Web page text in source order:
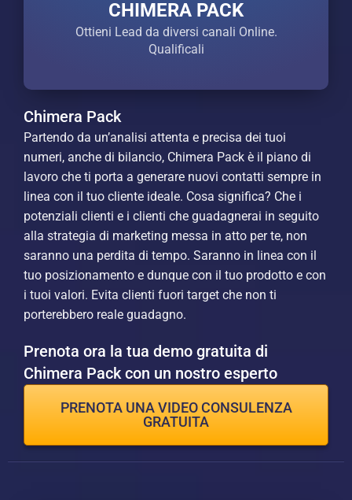
CHIMERA PACK
Ottieni Lead da diversi canali Online.
Qualificali
Chimera Pack
Partendo da un’analisi attenta e precisa dei tuoi
numeri, anche di bilancio, Chimera Pack è il piano di
lavoro che ti porta a generare nuovi contatti sempre in
linea con il tuo cliente ideale. Cosa significa? Che i
potenziali clienti e i clienti che guadagnerai in seguito
alla strategia di marketing messa in atto per te, non
saranno una perdita di tempo. Saranno in linea con il
tuo posizionamento e dunque con il tuo prodotto e con
i tuoi valori. Evita clienti fuori target che non ti
porterebbero reale guadagno.
Prenota ora la tua demo gratuita di
Chimera Pack con un nostro esperto
PRENOTA UNA VIDEO CONSULENZA
GRATUITA